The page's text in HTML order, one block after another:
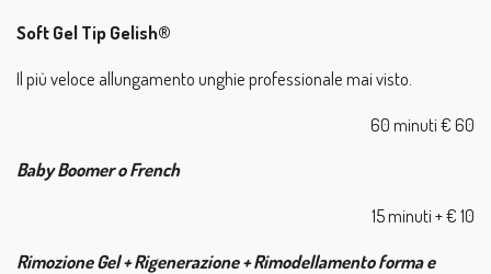
Soft Gel Tip Gelish®
Il più veloce allungamento unghie professionale mai visto.
60 minuti € 60
Baby Boomer o French
15 minuti + € 10
Rimozione Gel + Rigenerazione + Rimodellamento forma e